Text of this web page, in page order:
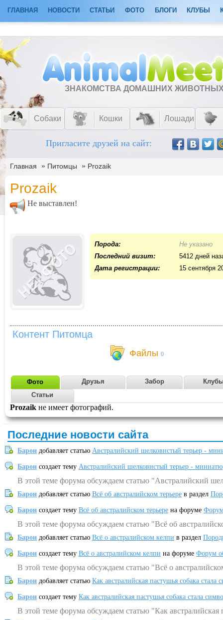
ГЛАВНАЯ НОВОСТИ СТАТЬИ ФОТО БЛОГИ КЛУБЫ
ЗНАКОМСТВА ДОМАШНИХ
Собаки Кошки Лошади
Пригласите друзей на сайт:
Главная » Питомцы » Prozaik
Prozaik
Не выставлен!
Порода:
Не указано
Последний визит:
5412 дней
Дата регистрации:
15 сентября
Контент Питомца
Файлы 0
Фото Друзья Забор
Статьи
Prozaik не имеет фотографий.
Последние новости сайта
Барон добавляет статью Австралийский шелковистый терьер -
Барон создает тему Австралийский шелковистый терьер -
В этой теме форума обсуждаем статью "Австралийский
Барон добавляет статью Всё об австралийском терьере в раздел
Барон создает тему Всё об австралийском терьере на форуме
В этой теме форума обсуждаем статью "Всё об
Барон добавляет статью Всё о австралийском келпи в раздел
Барон создает тему Всё о австралийском келпи на форуме Форум
В этой теме форума обсуждаем статью "Всё о
Барон добавляет статью Как австралийская пастушья собака
Барон создает тему Как австралийская пастушья собака стала
В этой теме форума обсуждаем статью "Как